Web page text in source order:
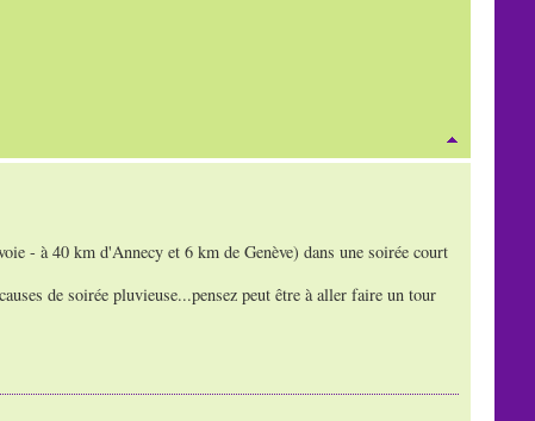
- à 40 km d'Annecy et 6 km de Genève) dans une soirée court
de soirée pluvieuse...pensez peut être à aller faire un tour